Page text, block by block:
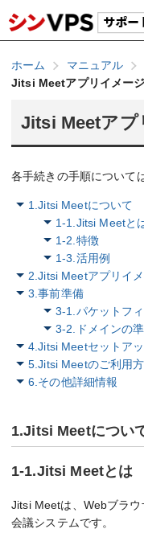
ホーム マニュアル
Jitsi Meetアプリイメー
Jitsi Meetアプ
各手続きの手順について
1.Jitsi Meetについて
1-1.Jitsi Meetと
1-2.特徴
1-3.活用例
2.Jitsi Meetアプリイ
3.事前準備
3-1.パケットフ
3-2.ドメインの
4.Jitsi Meetセットア
5.Jitsi Meetのご利用
6.その他詳細情報
1.Jitsi Meetについ
1-1.Jitsi Meetとは
Jitsi Meetは、Webブラ
会議システムです。